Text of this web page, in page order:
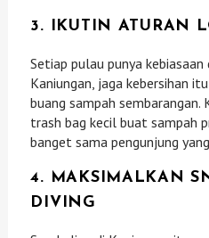
3. IKUTIN ATURAN
Setiap pulau punya
Kaniungan, jaga kebersihan
buang sampah sembarangan.
trash bag kecil buat sampah
banget sama pengunjung
4. MAKSIMALKAN
DIVING